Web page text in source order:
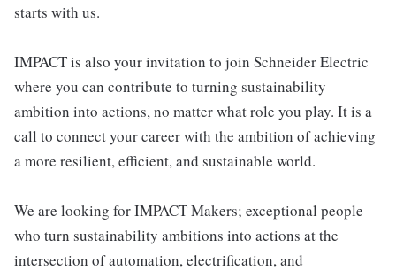
starts with us.
IMPACT is also your invitation to join Schneider Electric
where you can contribute to turning sustainability
ambition into actions, no matter what role you play. It is a
call to connect your career with the ambition of achieving
a more resilient, efficient, and sustainable world.
We are looking for IMPACT Makers; exceptional people
who turn sustainability ambitions into actions at the
intersection of automation, electrification, and